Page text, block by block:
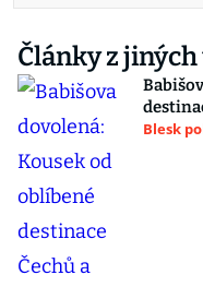
Články z
Blesk